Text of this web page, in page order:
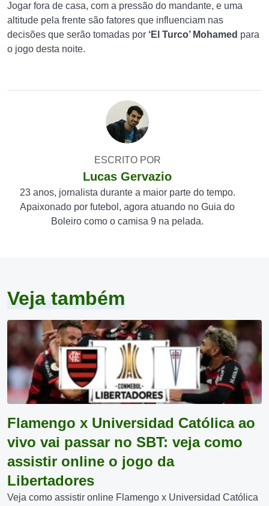
Jogar fora de casa, com a pressão do mandante, e uma
altitude pela frente são fatores que influenciam nas
decisões que serão tomadas por ‘El Turco’ Mohamed para
o jogo desta noite.
ESCRITO POR
Lucas Gervazio
23 anos, jornalista durante a maior parte do tempo.
Apaixonado por futebol, agora atuando no Guia do
Boleiro como o camisa 9 na pelada.
Veja também
Flamengo x Universidad Católica ao
vivo vai passar no SBT: veja como
assistir online o jogo da
Libertadores
Veja como assistir online Flamengo x Universidad Católica